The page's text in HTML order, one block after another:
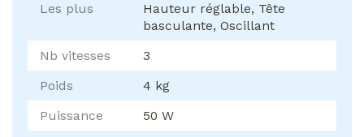
Les plus
Hauteur réglable, Tête
basculante, Oscillant
Nb vitesses
3
Poids
4 kg
Puissance
50 W